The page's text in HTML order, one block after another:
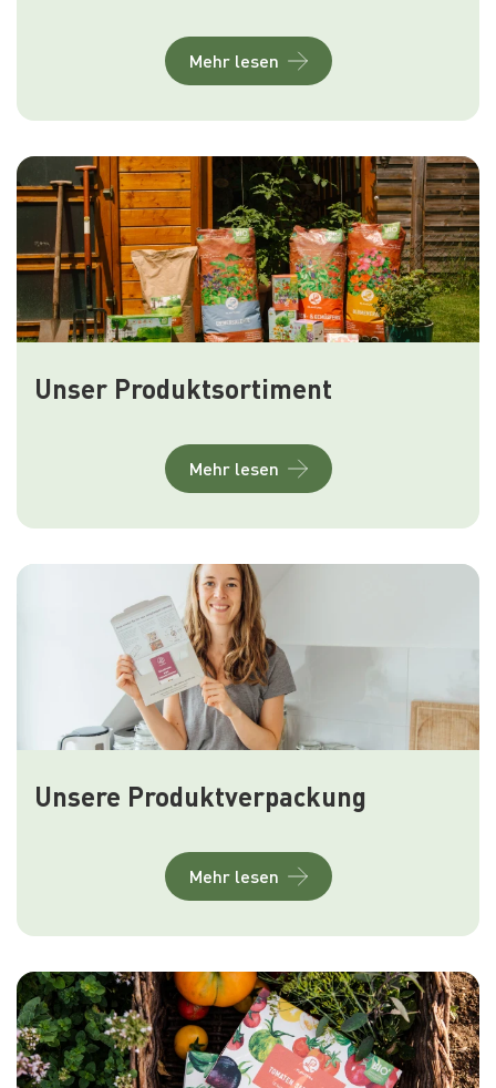
Mehr lesen
Unser Produktsortiment
Mehr lesen
Unsere Produktverpackung
Mehr lesen